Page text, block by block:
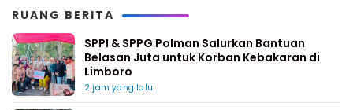
RUANG BERITA
SPPI & SPPG Polman Salurkan Bantuan
Belasan Juta untuk Korban Kebakaran di
Limboro
2 jam yang lalu